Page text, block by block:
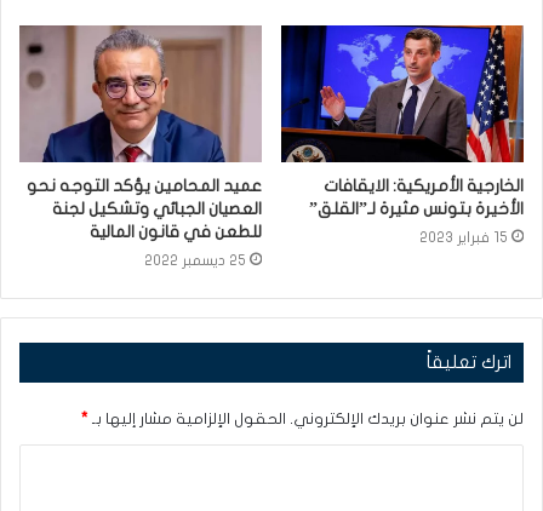
الخارجية الأمريكية: الايقافات
الأخيرة بتونس مثيرة لـ”القلق”
15 فبراير 2023
عميد المحامين يؤكد التوجه نحو
العصيان الجبائي وتشكيل لجنة
للطعن في قانون المالية
25 ديسمبر 2022
اترك تعليقاً
لن يتم نشر عنوان بريدك الإلكتروني. الحقول الإلزامية مشار إليها بـ *